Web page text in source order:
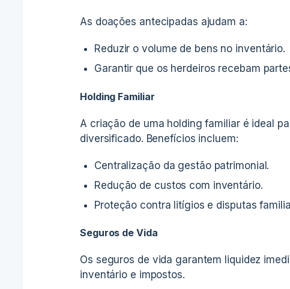
As doações antecipadas ajudam a:
Reduzir o volume de bens no inventário.
Garantir que os herdeiros recebam
Holding Familiar
A criação de uma holding familiar é ideal
diversificado. Benefícios incluem:
Centralização da gestão patrimonial.
Redução de custos com inventário.
Proteção contra litígios e disputas
Seguros de Vida
Os seguros de vida garantem liquidez
inventário e impostos.